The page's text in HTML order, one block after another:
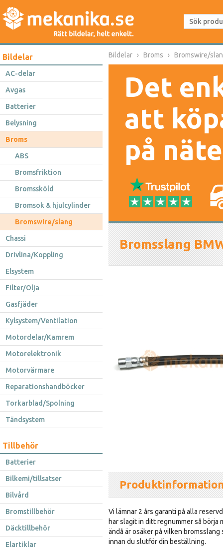
Bildelar
AC-delar
Avgas
Batterier
Belysning
Broms
ABS
Bromsfriktion
Bromssköld
Bromsok & hjulcylinder
Bromswire/slang
Chassi
Drivlina/Koppling
Elsystem
Filter/Olja
Gasfjäder
Kylsystem/Ventilation
Motordelar/Kamrem
Motorelektronik
Motorvärmare
Reparationshandböcker
Torkarblad/Spolning
Tändsystem
Tillbehör
Batterier
Bilkemi/tillsatser
Bilvård
Bromstillbehör
Däcktillbehör
Elartiklar
Bildelar Broms Bromswire/
Det
att
på
Bromsslang
Vi lämnar 2 års garanti på alla
har slagit in ditt regnummer så börja
ändå är osäker på vilken
innan du slutför din beställning.